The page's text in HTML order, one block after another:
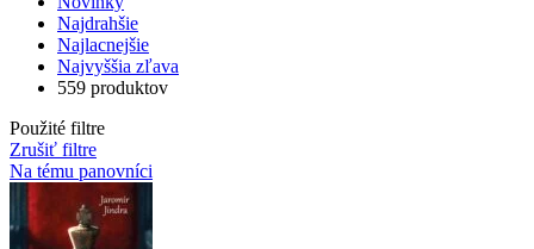
Najdrahšie
Najlacnejšie
Najvyššia zľava
559 produktov
Použité filtre
Zrušiť filtre
Na tému panovníci